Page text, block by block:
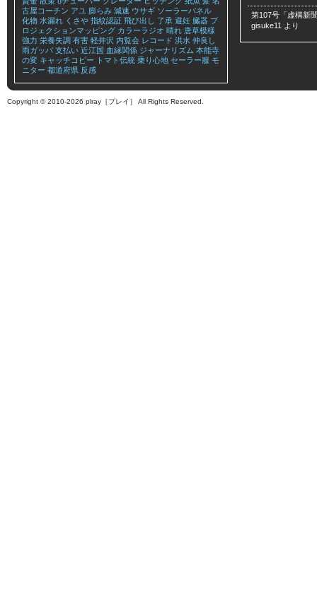
古屋コーチン アユ 膨らみ 減速 ウサギ ソーラーパネル
化物 水漏れ くさや 指紋認証 飛び出し 了承 避妊 臓器 プ
ロジェクションマッピング カラーラジオ 晴れ 唐草模様
強力 栄養失調 有害 軽井沢 内覧会 レコード 洪水 仲良し
雨ガッパ 支払い 近江国 血縁関係 ジャーナリズム 本能寺
の変 キャッチコピー トマト伝統 乗り心地 セーラー服 モ
ニター 都道府県 反感
第107号「虚構新
gisuke11 より
Copyright © 2010-2026 plray［プレイ］ All Rights Reserved.